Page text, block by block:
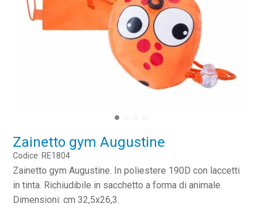
Zainetto gym Augustine
Codice: RE1804
Zainetto gym Augustine. In poliestere 190D con laccetti
in tinta. Richiudibile in sacchetto a forma di animale.
Dimensioni: cm 32,5x26,3.